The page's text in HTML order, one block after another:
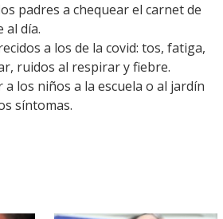
padres a chequear el carnet de
al día.
a los de la covid: tos, fatiga,
ruidos al respirar y fiebre.
los niños a la escuela o al jardín
síntomas.